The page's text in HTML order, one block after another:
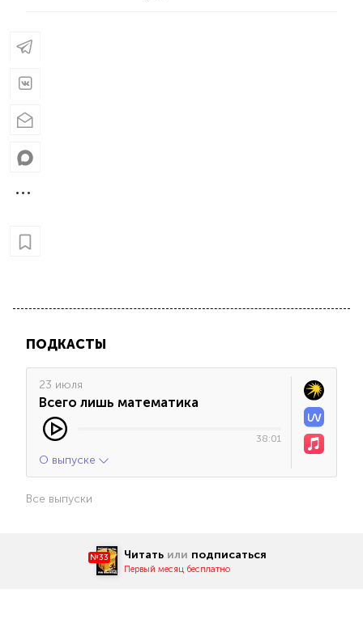
ПОДКАСТЫ
23 июля
Всего лишь математика
38:01
О выпуске
Все выпуски
№33 Читать или подписаться
Первый месяц бесплатно